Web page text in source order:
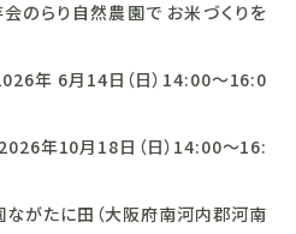
のらり自然農園で お米づくりを
年 6月14日（日）14:00～16:0
月18日（日）14:00～16:
がたに田（大阪府南河内郡河南